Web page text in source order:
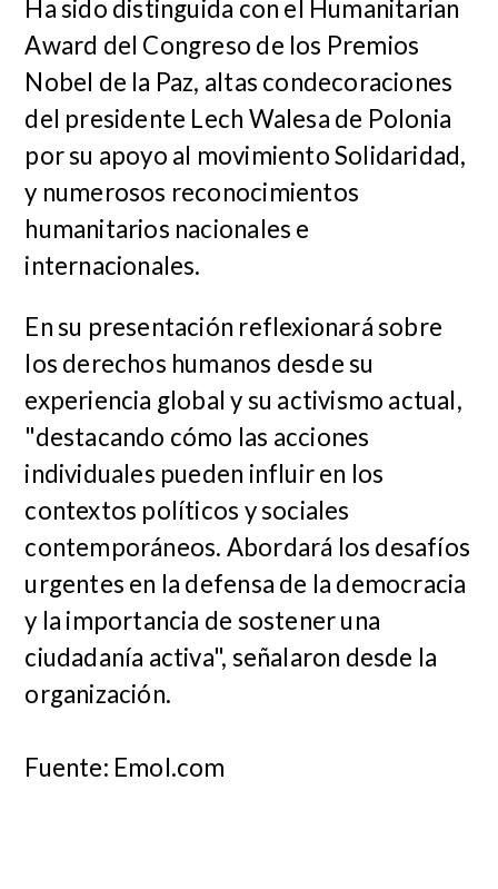
Ha sido distinguida con el Humanitarian
Award del Congreso de los Premios
Nobel de la Paz, altas condecoraciones
del presidente Lech Walesa de Polonia
por su apoyo al movimiento Solidaridad,
y numerosos reconocimientos
humanitarios nacionales e
internacionales.
En su presentación reflexionará sobre
los derechos humanos desde su
experiencia global y su activismo actual,
"destacando cómo las acciones
individuales pueden influir en los
contextos políticos y sociales
contemporáneos. Abordará los desafíos
urgentes en la defensa de la democracia
y la importancia de sostener una
ciudadanía activa", señalaron desde la
organización.
Fuente: Emol.com